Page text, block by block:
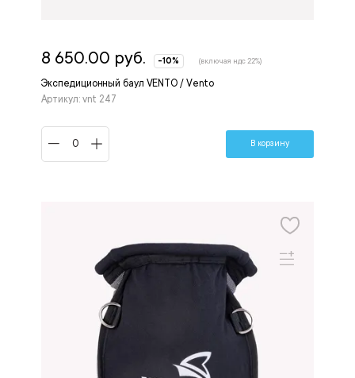
Экспедиционный баул VENTO / Vento
Артикул: vnt 247
8 650.00 руб. -10% (включая ндс 22%)
В корзину